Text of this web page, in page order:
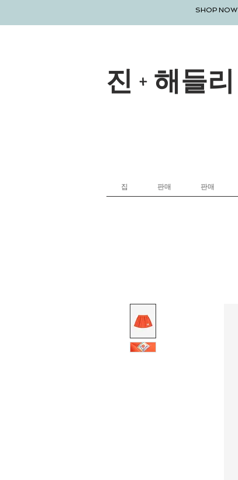
SHOP
진 + 해들리
집 판매 판매